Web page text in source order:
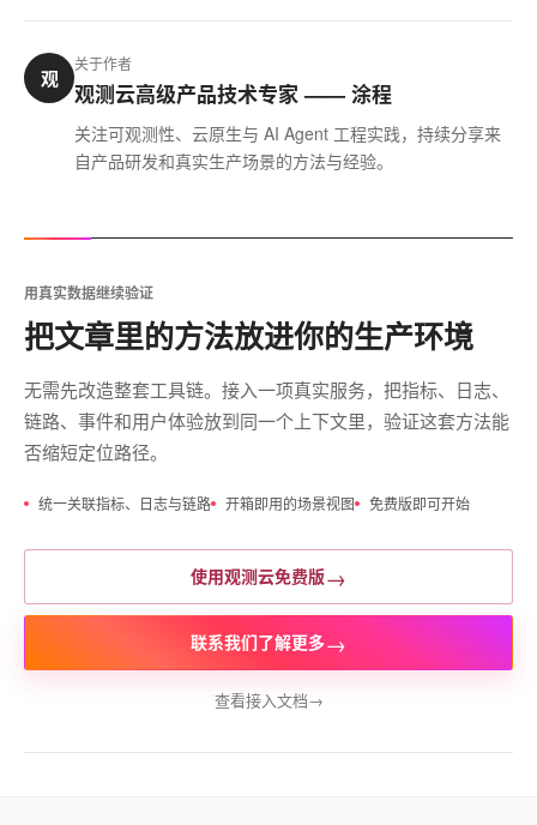
观
关于作者
观测云高级产品技术专家 —— 涂程
关注可观测性、云原生与 AI Agent 工程实践，持续分享来
自产品研发和真实生产场景的方法与经验。
用真实数据继续验证
把文章里的方法放进你的生产环境
无需先改造整套工具链。接入一项真实服务，把指标、日志、
链路、事件和用户体验放到同一个上下文里，验证这套方法能
否缩短定位路径。
统一关联指标、日志与链路 开箱即用的场景视图 免费版即可开始
使用观测云免费版→
联系我们了解更多→
查看接入文档→